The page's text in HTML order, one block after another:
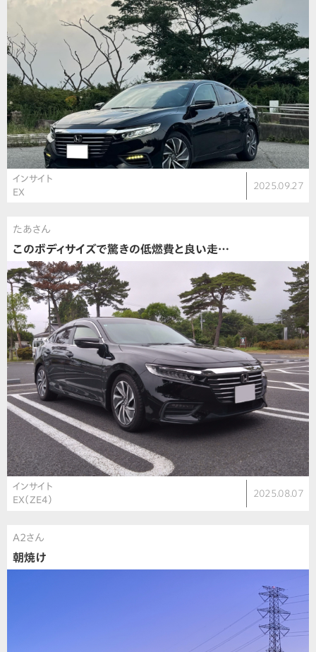
インサイト
EX
2025.09.27
たあさん
このボディサイズで驚きの低燃費と良い走…
インサイト
EX（ZE4）
2025.08.07
A2さん
朝焼け